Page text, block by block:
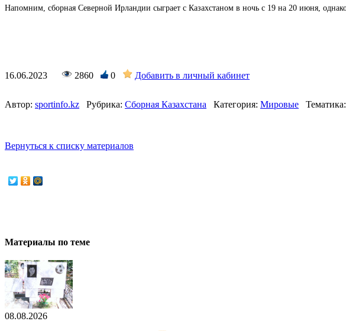
Напомним, сборная Северной Ирландии сыграет с Казахстаном в ночь с 19 на 20 июня,
16.06.2023 2860 0 Добавить в личный кабинет
Автор: sportinfo.kz Рубрика: Сборная Казахстана Категория: Мировые Тематика:
Вернуться к списку материалов
Материалы по теме
08.08.2026